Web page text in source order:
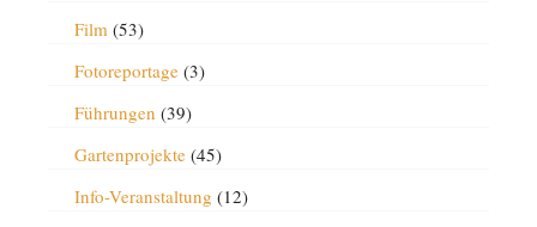
Film(53)
Fotoreportage(3)
Führungen (39)
Gartenprojekte(45)
Info-Veranstaltung (12)